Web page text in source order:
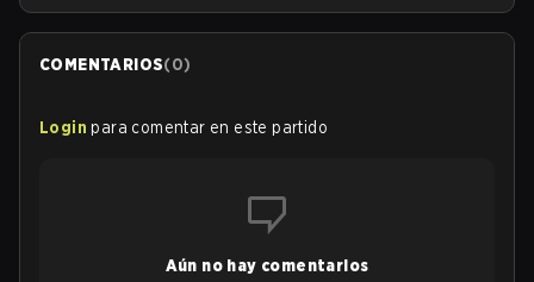
COMENTARIOS(0)
Login para comentar en este partido
Aún no hay comentarios